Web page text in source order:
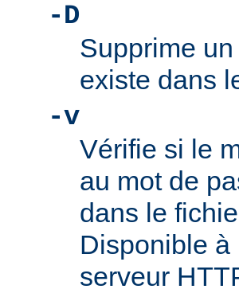
-D
Supprime
existe dans
-v
Vérifie si le
au mot de
dans le
Disponible à
serveur